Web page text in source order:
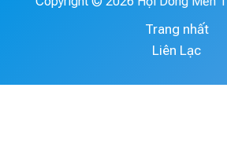
Trang nhất
Liên Lạc